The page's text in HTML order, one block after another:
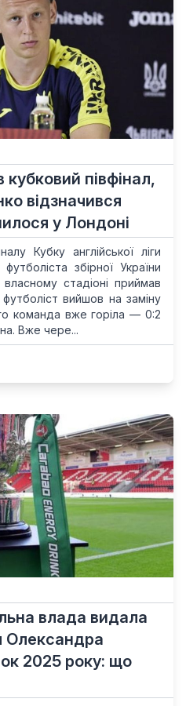
півфінал,
відзначився
у Лондоні
Кубку англійської ліги
збірної України
стадіоні приймав
вийшов на заміну
команда вже горіла — 0:2
Вже чере...
влада видала
Олександра
2025 року: що